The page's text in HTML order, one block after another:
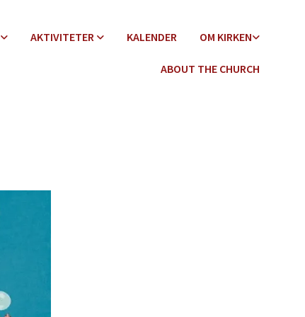
AKTIVITETER KALENDER OM KIRKEN
ABOUT THE CHURCH